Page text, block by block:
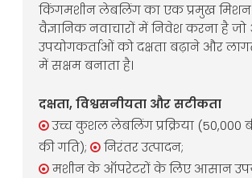
किंगमशीन लेबलिंग का एक प्रमुख
वैज्ञानिक नवाचारों में निवेश करना है
उपयोगकर्ताओं को दक्षता बढ़ाने और
में सक्षम बनाता है।
दक्षता, विश्वसनीयता और सटीकता
 उच्च कुशल लेबलिंग प्रक्रिया (50,000
की गति);  निरंतर उत्पादन;
 मशीन के ऑपरेटरों के लिए आसान